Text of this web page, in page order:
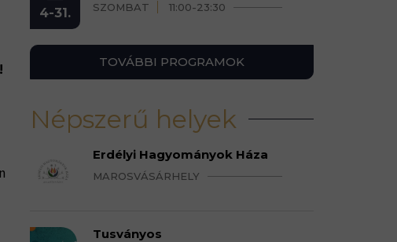
4-31. SZOMBAT 11:00-23:30
TOVÁBBI PROGRAMOK
Népszerű helyek
Erdélyi Hagyományok Háza
MAROSVÁSÁRHELY
Tusványos